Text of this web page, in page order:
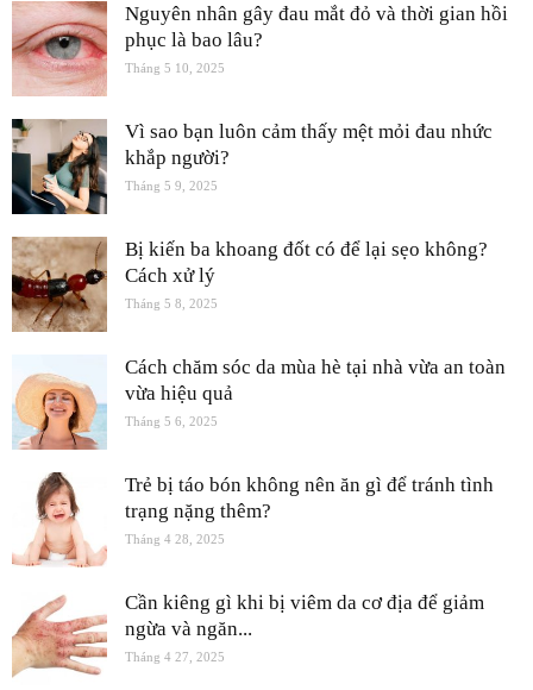
Nguyên nhân gây đau mắt đỏ và thời gian hồi
phục là bao lâu?
Tháng 5 10, 2025
Vì sao bạn luôn cảm thấy mệt mỏi đau nhức
khắp người?
Tháng 5 9, 2025
Bị kiến ba khoang đốt có để lại sẹo không?
Cách xử lý
Tháng 5 8, 2025
Cách chăm sóc da mùa hè tại nhà vừa an toàn
vừa hiệu quả
Tháng 5 6, 2025
Trẻ bị táo bón không nên ăn gì để tránh tình
trạng nặng thêm?
Tháng 4 28, 2025
Cần kiêng gì khi bị viêm da cơ địa để giảm
ngừa và ngăn...
Tháng 4 27, 2025